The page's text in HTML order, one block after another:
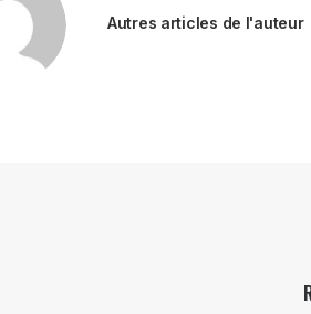
Autres articles de l'auteur